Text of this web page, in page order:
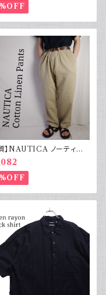
質】NAUTICA ノーティカ
ンリネンパンツ ツータック